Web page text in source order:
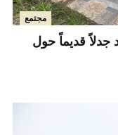
مجتمع
جدلاً قديماً حول